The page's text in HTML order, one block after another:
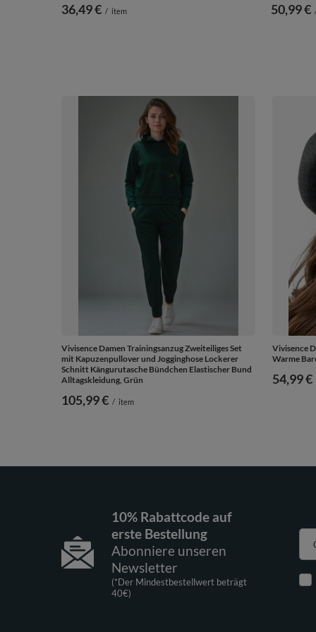
36,49 € / item 50,99 €
Vivisence Damen Trainingsanzug Zweiteiliges Set
mit Kapuzenpullover und Jogginghose Lockerer
Schnitt Kängurutasche Bündchen Elastischer Bund
Alltagskleidung, Grün
105,99 € / item
Vivisence
Warme
54,99 €
10% Rabattcode auf
erste Bestellung
Abonniere unseren
Newsletter
(*Der Mindestbestellwert beträgt
40€)